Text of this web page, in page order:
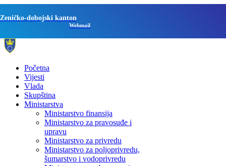
Zeničko-dobojski kanton
Webmail
Početna
Vijesti
Vlada
Skupština
Ministarstva
Ministarstvo finansija
Ministarstvo za pravosuđe i
upravu
Ministarstvo za privredu
Ministarstvo za poljoprivredu,
šumarstvo i vodoprivredu